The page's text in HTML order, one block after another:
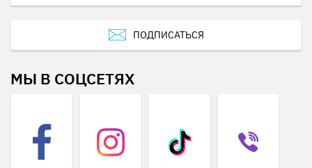
ПОДПИСАТЬСЯ
МЫ В СОЦСЕТЯХ